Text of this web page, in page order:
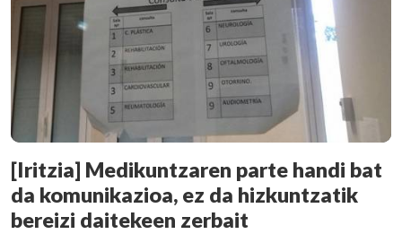
[Iritzia] Medikuntzaren parte handi bat
da komunikazioa, ez da hizkuntzatik
bereizi daitekeen zerbait